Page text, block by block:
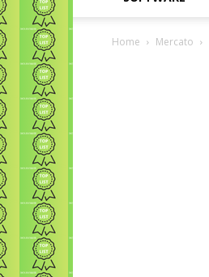
Home Mercato